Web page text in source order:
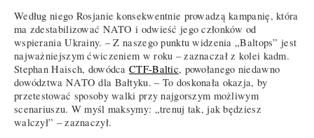
Według niego Rosjanie konsekwentnie prowadzą kampanię, która
ma zdestabilizować NATO i odwieść jego członków od
wspierania Ukrainy. – Z naszego punktu widzenia „Baltops” jest
najważniejszym ćwiczeniem w roku – zaznaczał z kolei kadm.
Stephan Haisch, dowódcaCTF-Baltic, powołanego niedawno
dowództwa NATO dla Bałtyku. – To doskonała okazja, by
przetestować sposoby walki przy najgorszym możliwym
scenariuszu. W myśl maksymy: „trenuj tak, jak będziesz
walczył” – zaznaczył.